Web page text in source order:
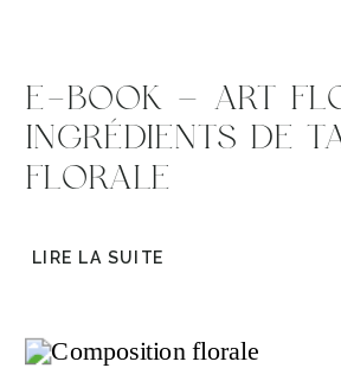
LIRE LA SUITE
E-BOOK – ART
INGRÉDIENTS DE
FLORALE